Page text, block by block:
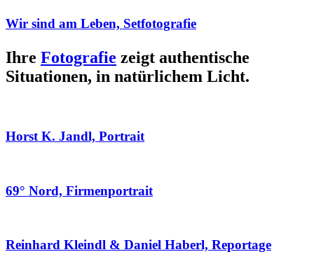
Wir sind am Leben, Setfotografie
Ihre Fotografie zeigt authentische
Situationen, in natürlichem Licht.
Horst K. Jandl, Portrait
69° Nord, Firmenportrait
Reinhard Kleindl & Daniel Haberl, Reportage